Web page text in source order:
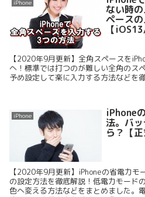
iPhone
ない時
ペース
【
【2020年9月更新】全角スペースを
へ！標準では打つのが難しい全角のス
予め設定して楽に入力する方法などを
iPhone iPhone
法。バ
ら？【
【2020年9月更新】iPhoneの省電力
の設定方法を徹底解説！低電力モード
色へ変える方法などをまとめました。